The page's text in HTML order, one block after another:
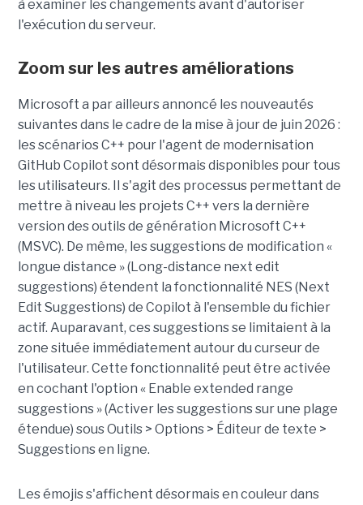
à examiner les changements avant d'autoriser
l'exécution du serveur.
Zoom sur les autres améliorations
Microsoft a par ailleurs annoncé les nouveautés
suivantes dans le cadre de la mise à jour de juin 2026 :
les scénarios C++ pour l'agent de modernisation
GitHub Copilot sont désormais disponibles pour tous
les utilisateurs. Il s'agit des processus permettant de
mettre à niveau les projets C++ vers la dernière
version des outils de génération Microsoft C++
(MSVC). De même, les suggestions de modification «
longue distance » (Long-distance next edit
suggestions) étendent la fonctionnalité NES (Next
Edit Suggestions) de Copilot à l'ensemble du fichier
actif. Auparavant, ces suggestions se limitaient à la
zone située immédiatement autour du curseur de
l'utilisateur. Cette fonctionnalité peut être activée
en cochant l'option « Enable extended range
suggestions » (Activer les suggestions sur une plage
étendue) sous Outils > Options > Éditeur de texte >
Suggestions en ligne.
Les émojis s'affichent désormais en couleur dans